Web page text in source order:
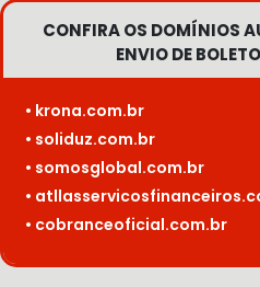
CONFIRA OS DOMÍNIOS
ENVIO DE
• krona.com.br
• soliduz.com.br
• somosglobal.com.br
•
• cobranceoficial.com.br